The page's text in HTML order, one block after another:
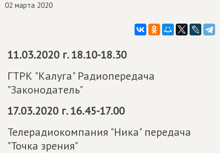
02 марта 2020
11.03.2020 г. 18.10-18.30
ГТРК "Калуга" Радиопередача
"Законодатель"
17.03.2020 г. 16.45-17.00
Телерадиокомпания "Ника" передача
"Точка зрения"